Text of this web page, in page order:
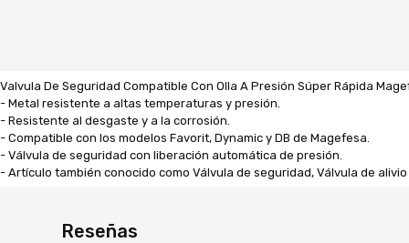
Valvula De Seguridad Compatible Con Olla A Presión Súper Rápida
- Metal resistente a altas temperaturas y presión.
- Resistente al desgaste y a la corrosión.
- Compatible con los modelos Favorit, Dynamic y DB de Magefesa.
- Válvula de seguridad con liberación automática de presión.
- Artículo también conocido como Válvula de seguridad, Válvula de
Reseñas